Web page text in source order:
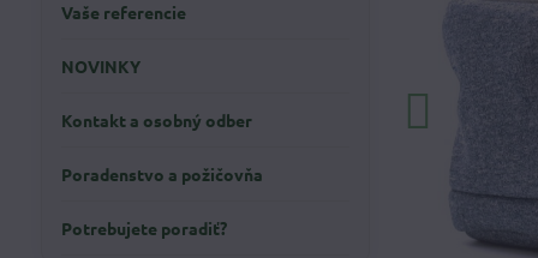
Vaše referencie
NOVINKY
Kontakt a osobný odber
Poradenstvo a požičovňa
Potrebujete poradiť?